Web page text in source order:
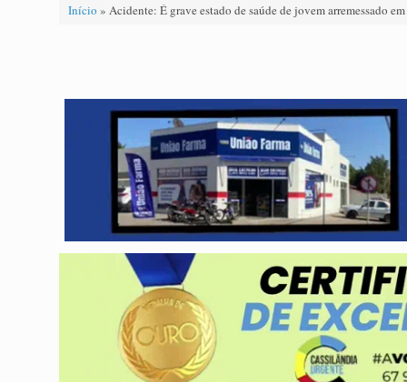
Início » Acidente: É grave estado de saúde de jovem arremessado